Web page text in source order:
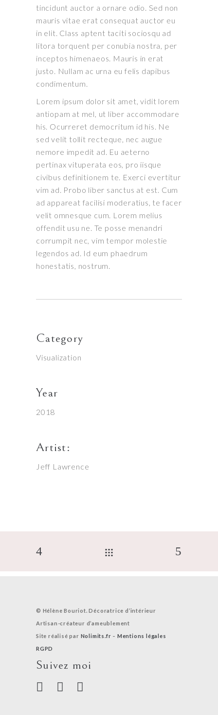
tincidunt auctor a ornare odio. Sed non
mauris vitae erat consequat auctor eu
in elit. Class aptent taciti sociosqu ad
litora torquent per conubia nostra, per
inceptos himenaeos. Mauris in erat
justo. Nullam ac urna eu felis dapibus
condimentum.
Lorem ipsum dolor sit amet, vidit lorem
antiopam at mel, ut liber accommodare
his. Ocurreret democritum id his. Ne
sed velit tollit recteque, nec augue
nemore impedit ad. Eu aeterno
pertinax vituperata eos, pro iisque
civibus definitionem te. Exerci evertitur
vim ad. Probo liber sanctus at est. Cum
ad appareat facilisi moderatius, te facer
velit omnesque cum. Lorem melius
offendit usu ne. Te posse menandri
corrumpit nec, vim tempor molestie
legendos ad. Id eum phaedrum
honestatis, nostrum.
Category
Visualization
Year
2018
Artist:
Jeff Lawrence
© Hélène Bouriot. Décoratrice d’intérieur
Artisan-créateur d’ameublement
Site réalisé par Nolimits.fr – Mentions légales
RGPD
Suivez moi